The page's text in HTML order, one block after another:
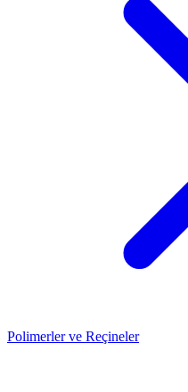
Polimerler ve Reçineler